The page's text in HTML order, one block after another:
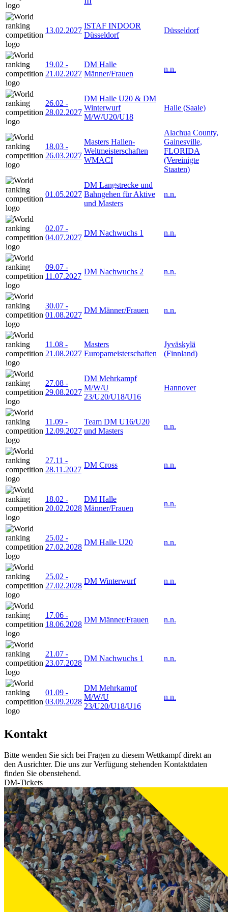
13.02.2027
ISTAF INDOOR
Düsseldorf
Düsseldorf
19.02 -
21.02.2027
DM Halle
Männer/Frauen
n.n.
26.02 -
28.02.2027
DM Halle U20 & DM
Winterwurf
M/W/U20/U18
Halle (Saale)
18.03 -
26.03.2027
Masters Hallen-
Weltmeisterschaften
WMACI
Alachua County,
Gainesville,
FLORIDA
(Vereinigte
Staaten)
01.05.2027
DM Langstrecke und
Bahngehen für Aktive
und Masters
n.n.
02.07 -
04.07.2027
DM Nachwuchs 1 n.n.
09.07 -
11.07.2027
DM Nachwuchs 2 n.n.
30.07 -
01.08.2027
DM Männer/Frauen n.n.
11.08 -
21.08.2027
Masters
Europameisterschaften
Jyväskylä
(Finnland)
27.08 -
29.08.2027
DM Mehrkampf
M/W/U
23/U20/U18/U16
Hannover
11.09 -
12.09.2027
Team DM U16/U20
und Masters
n.n.
27.11 -
28.11.2027
DM Cross n.n.
18.02 -
20.02.2028
DM Halle
Männer/Frauen
n.n.
25.02 -
27.02.2028
DM Halle U20 n.n.
25.02 -
27.02.2028
DM Winterwurf n.n.
17.06 -
18.06.2028
DM Männer/Frauen n.n.
21.07 -
23.07.2028
DM Nachwuchs 1 n.n.
01.09 -
03.09.2028
DM Mehrkampf
M/W/U
23/U20/U18/U16
n.n.
Kontakt
Bitte wenden Sie sich bei Fragen zu diesem Wettkampf direkt an
den Ausrichter. Die uns zur Verfügung stehenden Kontaktdaten
finden Sie obenstehend.
DM-Tickets